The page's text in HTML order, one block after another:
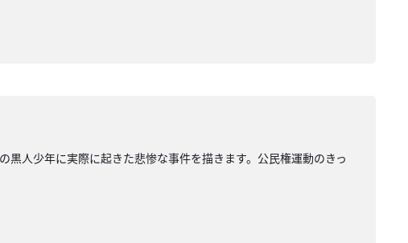
黒人少年に実際に起きた悲惨な事件を描きます。公民権運動のきっ